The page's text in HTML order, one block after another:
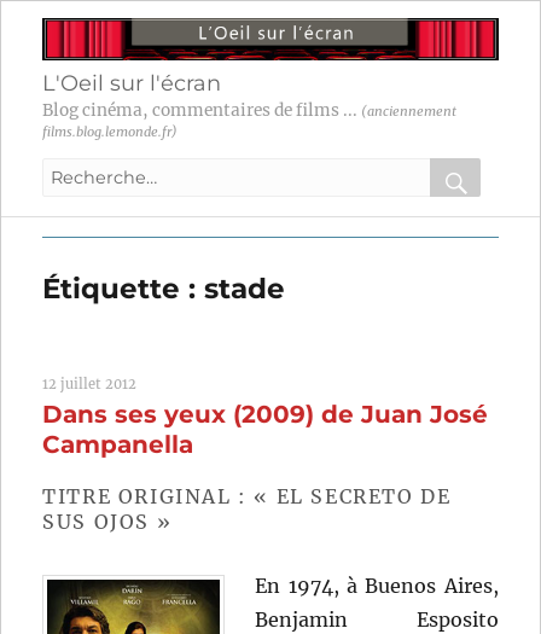
L'Oeil sur l'écran
Blog cinéma, commentaires de films ... (anciennement
films.blog.lemonde.fr)
Recherche
:
OK
Étiquette :stade
12 juillet 2012
Dans ses yeux (2009) de Juan José
Campanella
TITRE ORIGINAL : « EL SECRETO DE
SUS OJOS »
En 1974, à Buenos Aires,
Benjamin Esposito